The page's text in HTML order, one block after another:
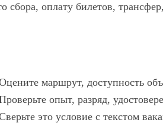
оплату билетов,
маршрут, доступность
опыт, разряд,
это условие с текстом